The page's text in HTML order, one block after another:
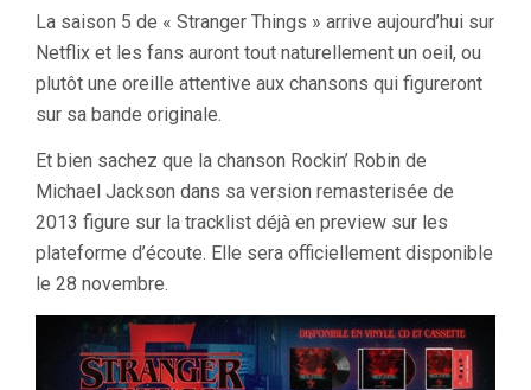
La saison 5 de « Stranger Things » arrive aujourd’hui sur
Netflix et les fans auront tout naturellement un oeil, ou
plutôt une oreille attentive aux chansons qui figureront
sur sa bande originale.
Et bien sachez que la chanson Rockin’ Robin de
Michael Jackson dans sa version remasterisée de
2013 figure sur la tracklist déjà en preview sur les
plateforme d’écoute. Elle sera officiellement disponible
le 28 novembre.